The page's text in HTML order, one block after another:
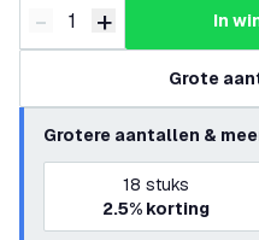
Verminder hoeveelheid
- Verhoog
+ in
Grote
Grotere aantallen &
18 stuks
2.5% korting